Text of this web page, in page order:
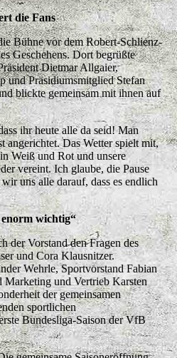
die Fans
Bühne vor dem Robert-Schlienz-
Geschehens. Dort begrüßte
Dietmar Allgaier,
und Präsidiumsmitglied Stefan
blickte gemeinsam mit ihnen auf
ihr heute alle da seid! Man
angerichtet. Das Wetter spielt mit,
Weiß und Rot und unsere
vereint. Ich glaube, die Pause
uns alle darauf, dass es endlich
enorm wichtig“
der Vorstand den Fragen des
und Cora Klausnitzer.
Wehrle, Sportvorstand Fabian
Marketing und Vertrieb Karsten
der gemeinsamen
sportlichen
Bundesliga-Saison der VfB